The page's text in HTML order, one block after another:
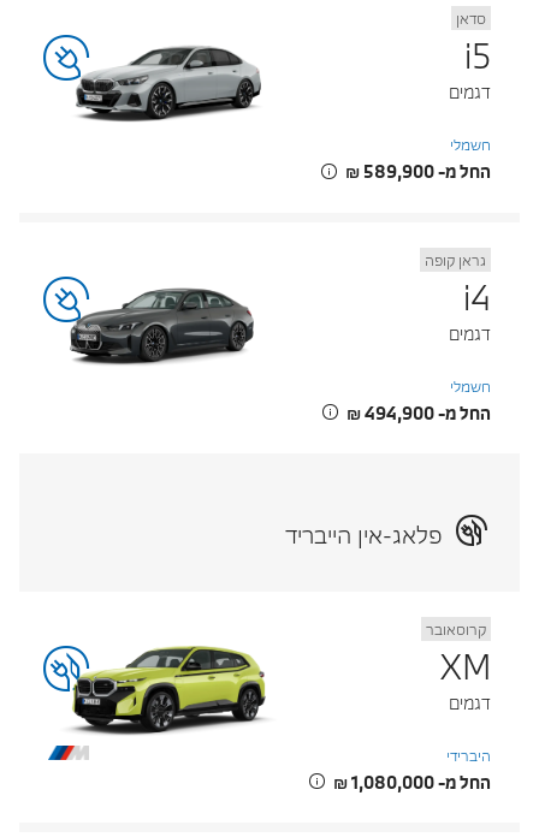
סדאן
i5
דגמים
חשמלי
החל מ- ‏589,900 ‏₪
גראן קופה
i4
דגמים
חשמלי
החל מ- ‏494,900 ‏₪
פלאג-אין הייבריד
קרוסאובר
XM
דגמים
היברידי
החל מ- ‏1,080,000 ‏₪